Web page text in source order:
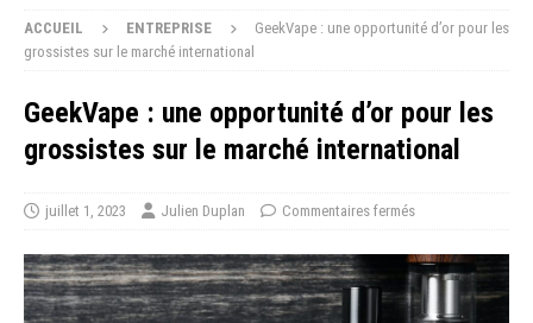
ACCUEIL ENTREPRISE
GeekVape : une opportunité d’or pour les
grossistes sur le marché international
GeekVape : une opportunité d’or pour les
grossistes sur le marché international
juillet 1, 2023 Julien Duplan Commentaires fermés